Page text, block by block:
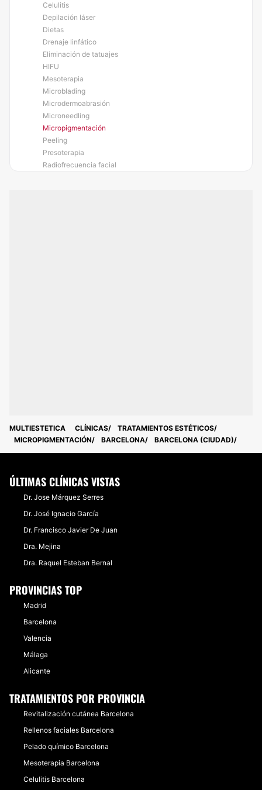
Celulitis
Depilación láser
Dietas
Drenaje linfático
Eliminación de tatuajes
HIFU
Mesoterapia
Microblading
Microdermoabrasión
Microneedling
Micropigmentación
Peeling
Presoterapia
Radiofrecuencia facial
MULTIESTETICA CLÍNICAS
TRATAMIENTOS ESTÉTICOS
MICROPIGMENTACIÓN
BARCELONA BARCELONA (CIUDAD)
ÚLTIMAS CLÍNICAS VISTAS
Dr. Jose Márquez Serres
Dr. José Ignacio García
Dr. Francisco Javier De Juan
Dra. Mejina
Dra. Raquel Esteban Bernal
PROVINCIAS TOP
Madrid
Barcelona
Valencia
Málaga
Alicante
TRATAMIENTOS POR PROVINCIA
Revitalización cutánea Barcelona
Rellenos faciales Barcelona
Pelado químico Barcelona
Mesoterapia Barcelona
Celulitis Barcelona